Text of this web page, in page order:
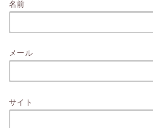
名前
メール
サイト